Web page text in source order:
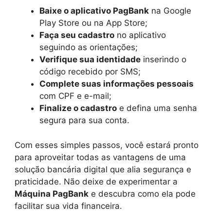
Baixe o aplicativo PagBank na Google
Play Store ou na App Store;
Faça seu cadastro no aplicativo
seguindo as orientações;
Verifique sua identidade inserindo o
código recebido por SMS;
Complete suas informações pessoais
com CPF e e-mail;
Finalize o cadastro e defina uma senha
segura para sua conta.
Com esses simples passos, você estará pronto
para aproveitar todas as vantagens de uma
solução bancária digital que alia segurança e
praticidade. Não deixe de experimentar a
Máquina PagBank e descubra como ela pode
facilitar sua vida financeira.